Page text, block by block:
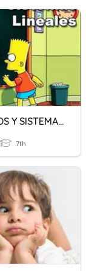
GRÁFICOS Y SISTEMAS DE ECUACIONES
7th